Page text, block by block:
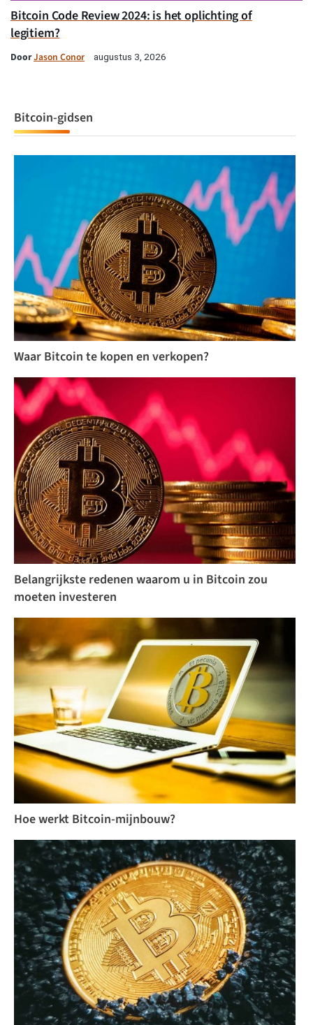
Bitcoin Code Review 2024: is het oplichting of
legitiem?
DoorJason Conor augustus 3, 2026
Bitcoin-gidsen
Waar Bitcoin te kopen en verkopen?
Belangrijkste redenen waarom u in Bitcoin zou
moeten investeren
Hoe werkt Bitcoin-mijnbouw?